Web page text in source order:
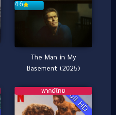
4.6
The Man in My
Basement (2025)
Full HD
พากย์ไทย